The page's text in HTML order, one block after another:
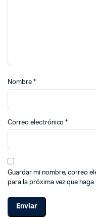
Nombre *
Correo electrónico*
Guardar mi nombre, correo
para la próxima vez que